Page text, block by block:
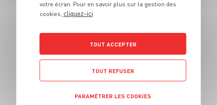
2 pers.
BOISSON
Jus d'orange frais
votre écran. Pour en savoir plus sur la gestion des
cookies, cliquez-ici
TOUT ACCEPTER
TOUT REFUSER
PARAMÉTRER LES COOKIES